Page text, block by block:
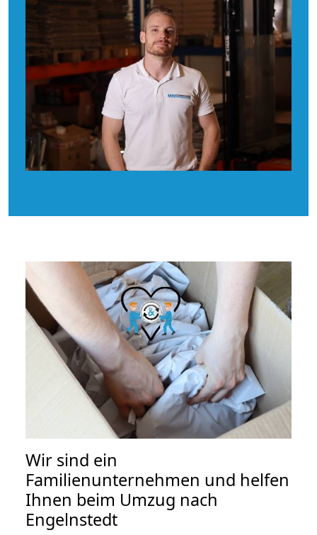
Wir sind ein
Familienunternehmen und helfen
Ihnen beim Umzug nach
Engelnstedt